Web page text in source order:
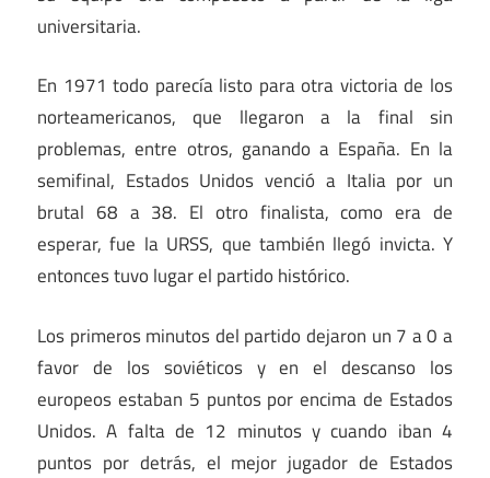
universitaria.
En 1971 todo parecía listo para otra victoria de los
norteamericanos, que llegaron a la final sin
problemas, entre otros, ganando a España. En la
semifinal, Estados Unidos venció a Italia por un
brutal 68 a 38. El otro finalista, como era de
esperar, fue la URSS, que también llegó invicta. Y
entonces tuvo lugar el partido histórico.
Los primeros minutos del partido dejaron un 7 a 0 a
favor de los soviéticos y en el descanso los
europeos estaban 5 puntos por encima de Estados
Unidos. A falta de 12 minutos y cuando iban 4
puntos por detrás, el mejor jugador de Estados